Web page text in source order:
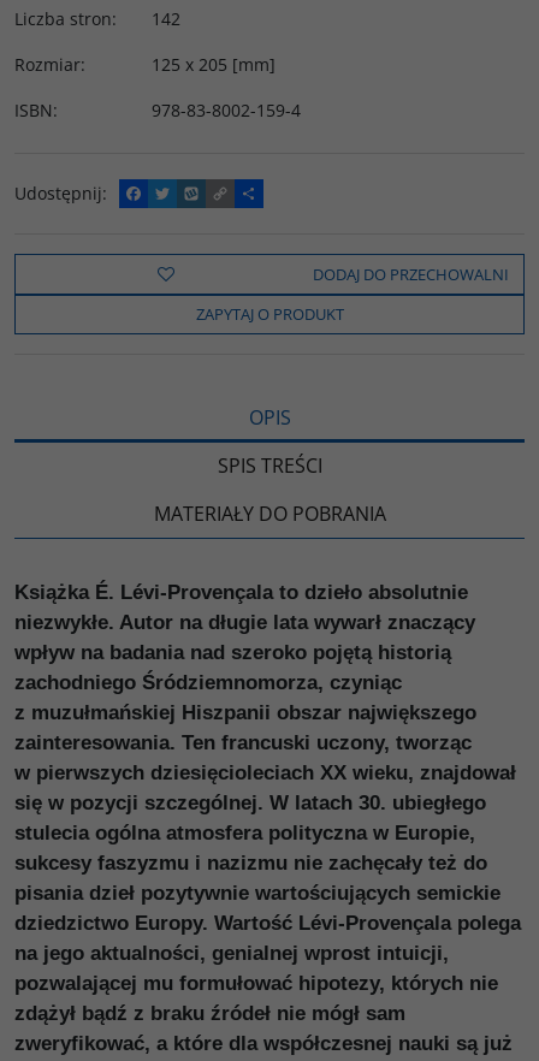
Liczba stron:
142
Rozmiar:
125 x 205 [mm]
ISBN: 978-83-8002-159-4
Udostępnij:
F
a
e
o
k
T
w
t
t
e
W
y
o
C
o
y
i
n
k
P
o
z
e
l
s
DODAJ DO PRZECHOWALNI
ZAPYTAJ O PRODUKT
OPIS
SPIS TREŚCI
MATERIAŁY DO POBRANIA
Książka É. Lévi-Provençala to dzieło absolutnie
niezwykłe. Autor na długie lata wywarł znaczący
wpływ na badania nad szeroko pojętą historią
zachodniego Śródziemnomorza, czyniąc
z muzułmańskiej Hiszpanii obszar największego
zainteresowania. Ten francuski uczony, tworząc
w pierwszych dziesięcioleciach XX wieku, znajdował
się w pozycji szczególnej. W latach 30. ubiegłego
stulecia ogólna atmosfera polityczna w Europie,
sukcesy faszyzmu i nazizmu nie zachęcały też do
pisania dzieł pozytywnie wartościujących semickie
dziedzictwo Europy. Wartość Lévi-Provençala polega
na jego aktualności, genialnej wprost intuicji,
pozwalającej mu formułować hipotezy, których nie
zdążył bądź z braku źródeł nie mógł sam
zweryfikować, a które dla współczesnej nauki są już